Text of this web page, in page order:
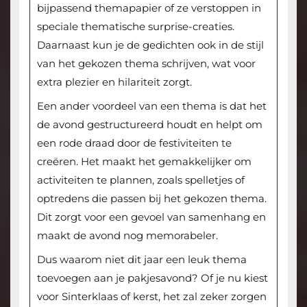
bijpassend themapapier of ze verstoppen in
speciale thematische surprise-creaties.
Daarnaast kun je de gedichten ook in de stijl
van het gekozen thema schrijven, wat voor
extra plezier en hilariteit zorgt.
Een ander voordeel van een thema is dat het
de avond gestructureerd houdt en helpt om
een rode draad door de festiviteiten te
creëren. Het maakt het gemakkelijker om
activiteiten te plannen, zoals spelletjes of
optredens die passen bij het gekozen thema.
Dit zorgt voor een gevoel van samenhang en
maakt de avond nog memorabeler.
Dus waarom niet dit jaar een leuk thema
toevoegen aan je pakjesavond? Of je nu kiest
voor Sinterklaas of kerst, het zal zeker zorgen